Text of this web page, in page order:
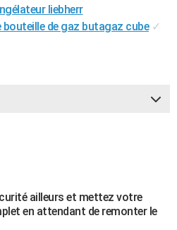
liebherr
de gaz butagaz cube ✓
ailleurs et mettez votre
en attendant de remonter le